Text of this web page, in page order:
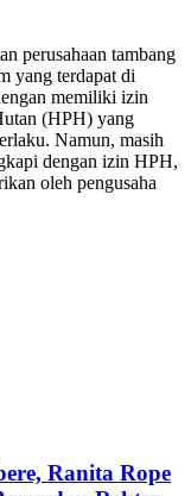
perusahaan tambang
yang terdapat di
memiliki izin
(HPH) yang
Namun, masih
dengan izin HPH,
oleh pengusaha
Ranita Rope